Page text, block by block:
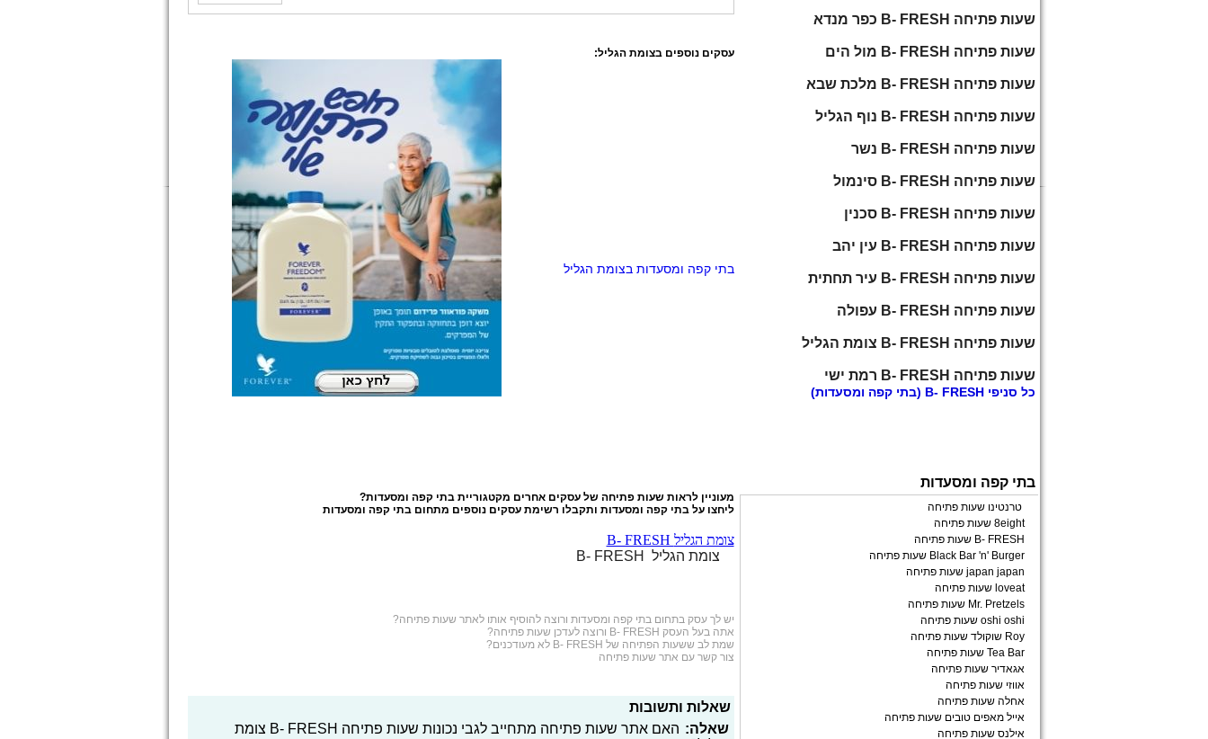
עסקים נוספים בצומת הגליל:
בתי קפה ומסעדות בצומת הגליל
מעוניין לראות שעות פתיחה של עסקים אחרים מקטגורייתבתי קפה ומסעדות?
ליחצו עלבתי קפה ומסעדות ותקבלו רשימת עסקים נוספים מתחום בתי קפה ומסעדות
B- FRESH צומת הגליל
B- FRESH צומת הגליל
יש לך עסק בתחוםבתי קפה ומסעדות ורוצה להוסיף אותו לאתר שעות פתיחה?
אתה בעל העסק B- FRESH ורוצה לעדכן שעות פתיחה?
שמת לב ששעות הפתיחה של B- FRESH לא מעודכנים?
צור קשר עם אתר שעות פתיחה
שאלות ותשובות
שאלה:
האם אתר שעות פתיחה מתחייב לגבי נכונות שעות פתיחה B- FRESH צומת
שעות פתיחה B- FRESH כפר מנדא
שעות פתיחה B- FRESH מול הים
שעות פתיחה B- FRESH מלכת שבא
שעות פתיחה B- FRESH נוף הגליל
שעות פתיחה B- FRESH נשר
שעות פתיחה B- FRESH סינמול
שעות פתיחה B- FRESH סכנין
שעות פתיחה B- FRESH עין יהב
שעות פתיחה B- FRESH עיר תחתית
שעות פתיחה B- FRESH עפולה
שעות פתיחה B- FRESH צומת הגליל
שעות פתיחה B- FRESH רמת ישי
כל סניפי B- FRESH (בתי קפה ומסעדות)
בתי קפה ומסעדות
טרנטינו שעות פתיחה
8eight שעות פתיחה
B- FRESH שעות פתיחה
Black Bar 'n' Burger שעות פתיחה
japan japan שעות פתיחה
loveat שעות פתיחה
Mr. Pretzels שעות פתיחה
oshi oshi שעות פתיחה
Roy שוקולד שעות פתיחה
Tea Bar שעות פתיחה
אגאדיר שעות פתיחה
אווזי שעות פתיחה
אחלה שעות פתיחה
אייל מאפים טובים שעות פתיחה
אילנס שעות פתיחה